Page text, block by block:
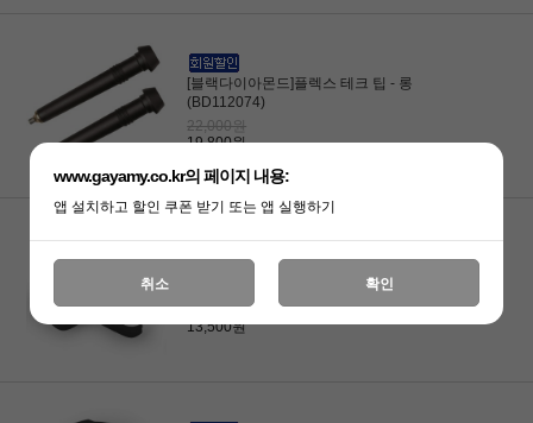
[블랙다이아몬드]플렉스 테크 팁 - 롱
(BD112074)
22,000원
19,800원
[블랙다이아몬드]트레킹 바스켓 38MM W
15,000원
13,500원
www.gayamy.co.kr의 페이지 내용:
앱 설치하고 할인 쿠폰 받기 또는 앱 실행하기
취소 확인